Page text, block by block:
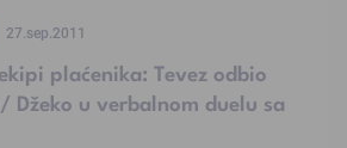
27.sep.2011
plaćenika: Tevez odbio
Džeko u verbalnom duelu sa